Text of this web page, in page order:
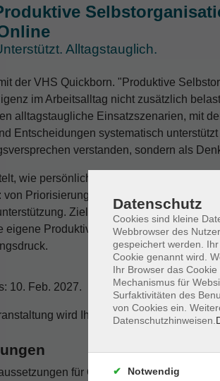
Alltagstauglich.
der VHS Quickborn. "Produktive
im Arbeitsalltag nicht zusätzlich
alltagstaugliche Einsatzszenarien, mit
Entscheidungen systematisch
verstanden, sondern als
wie persönliche Arbeitsweisen
Priorisierung und Planung über
Ziel ist es, mentale
eigene Produktivität nachhaltig zu
10. Feb. 2027.
wird Ihnen drei Tage vor der
für Onlinekurse:www.vhs-
Datenschutz
Cookies sind kleine
Webbrowser des
gespeichert werden.
Cookie genannt wird.
Ihr Browser das
Mechanismus für
Surfaktivitäten des
von Cookies ein.
Datenschutzhinweisen.
Notwendig